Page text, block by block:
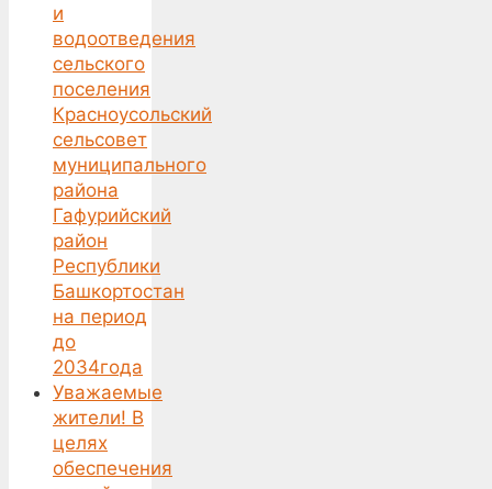
и
водоотведения
сельского
поселения
Красноусольский
сельсовет
муниципального
района
Гафурийский
район
Республики
Башкортостан
на период
до
2034года
Уважаемые
жители! В
целях
обеспечения